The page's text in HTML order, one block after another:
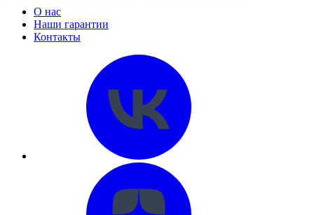
О нас
Наши гарантии
Контакты